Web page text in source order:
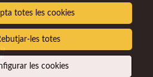
totes les cookies
les totes
les cookies